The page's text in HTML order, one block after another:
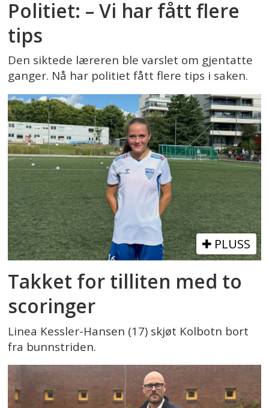
Politiet: – Vi har fått flere
tips
Den siktede læreren ble varslet om gjentatte
ganger. Nå har politiet fått flere tips i saken.
PLUSS
Takket for tilliten med to
scoringer
Linea Kessler-Hansen (17) skjøt Kolbotn bort
fra bunnstriden.